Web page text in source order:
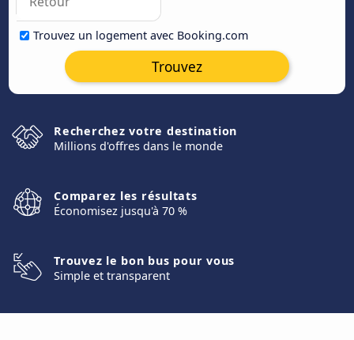
Trouvez un logement avec Booking.com
Trouvez
Recherchez votre destination
Millions d'offres dans le monde
Comparez les résultats
Économisez jusqu'à 70 %
Trouvez le bon bus pour vous
Simple et transparent